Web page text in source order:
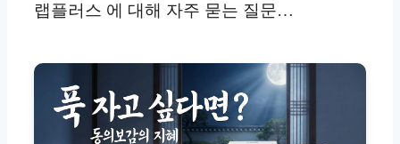
랩플러스 에 대해 자주 묻는 질문…